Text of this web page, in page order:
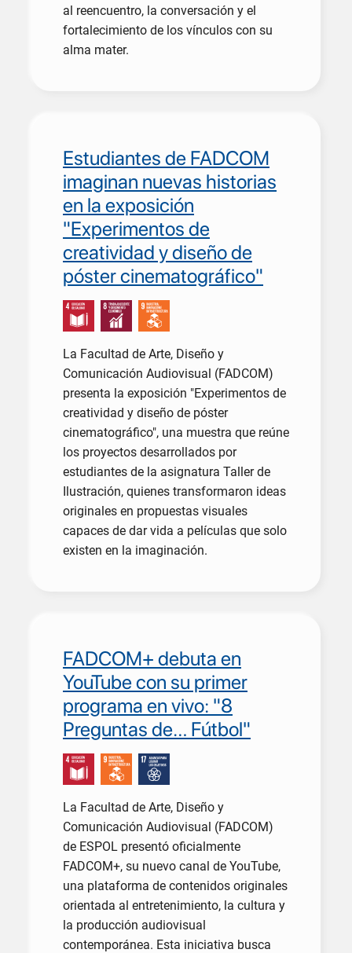
al reencuentro, la conversación y el
fortalecimiento de los vínculos con su
alma mater.
Estudiantes de FADCOM
imaginan nuevas historias
en la exposición
"Experimentos de
creatividad y diseño de
póster cinematográfico"
La Facultad de Arte, Diseño y
Comunicación Audiovisual (FADCOM)
presenta la exposición "Experimentos de
creatividad y diseño de póster
cinematográfico", una muestra que reúne
los proyectos desarrollados por
estudiantes de la asignatura Taller de
Ilustración, quienes transformaron ideas
originales en propuestas visuales
capaces de dar vida a películas que solo
existen en la imaginación.
FADCOM+ debuta en
YouTube con su primer
programa en vivo: "8
Preguntas de… Fútbol"
La Facultad de Arte, Diseño y
Comunicación Audiovisual (FADCOM)
de ESPOL presentó oficialmente
FADCOM+, su nuevo canal de YouTube,
una plataforma de contenidos originales
orientada al entretenimiento, la cultura y
la producción audiovisual
contemporánea. Esta iniciativa busca